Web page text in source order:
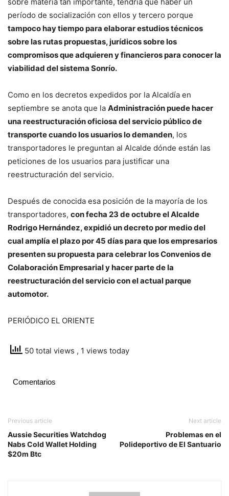
período de socialización con ellos y tercero porque
tampoco hay tiempo para elaborar estudios técnicos
sobre las rutas propuestas, jurídicos sobre los
compromisos que adquieren y financieros para conocer la
viabilidad del sistema Sonrío.
Como en los decretos expedidos por la Alcaldía en
septiembre se anota que la Administración puede hacer
una reestructuración oficiosa del servicio público de
transporte cuando los usuarios lo demanden, los
transportadores le preguntan al Alcalde dónde están las
peticiones de los usuarios para justificar una
reestructuración del servicio.
Después de conocida esa posición de la mayoría de los
transportadores, con fecha 23 de octubre el Alcalde
Rodrigo Hernández, expidió un decreto por medio del
cual amplía el plazo por 45 días para que los empresarios
presenten su propuesta para celebrar los Convenios de
Colaboración Empresarial y hacer parte de la
reestructuración del servicio con el actual parque
automotor.
PERIÓDICO EL ORIENTE
50 total views , 1 views today
Comentarios
Previous article
Aussie Securities Watchdog
Nabs Cold Wallet Holding
$20m Btc
Next article
Problemas en el
Polideportivo de El Santuario